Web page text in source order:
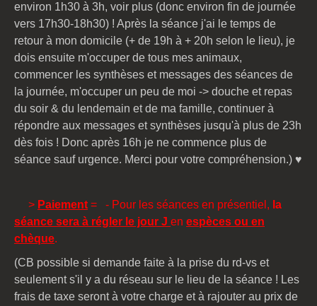
environ 1h30 à 3h, voir plus (donc environ fin de journée
vers 17h30-18h30) ! Après la séance j'ai le temps de
retour à mon domicile (+ de 19h à + 20h selon le lieu), je
dois ensuite m'occuper de tous mes animaux,
commencer les synthèses et messages des séances de
la journée, m'occuper un peu de moi -> douche et repas
du soir & du lendemain et de ma famille, continuer à
répondre aux messages et synthèses jusqu'à plus de 23h
dès fois ! Donc après 16h je ne commence plus de
séance sauf urgence. Merci pour votre compréhension.) ♥
> Paiement = - Pour les séances en présentiel, la
séance sera à régler le jour J en espèces ou en
chèque.
(CB possible si demande faite à la prise du rd-vs et
seulement s'il y a du réseau sur le lieu de la séance ! Les
frais de taxe seront à votre charge et à rajouter au prix de